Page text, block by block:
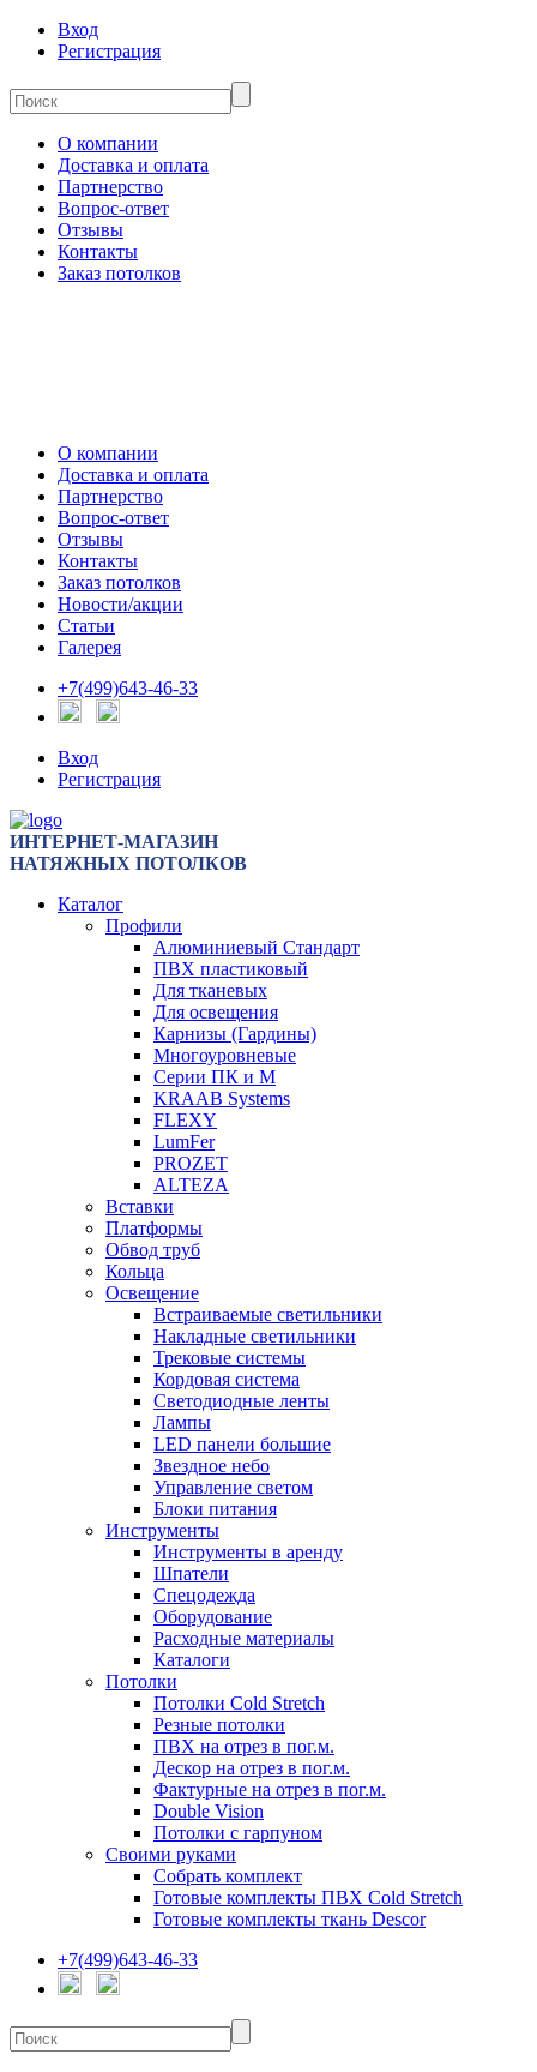
Вход
Регистрация
О компании
Доставка и оплата
Партнерство
Вопрос-ответ
Отзывы
Контакты
Заказ потолков
О компании
Доставка и оплата
Партнерство
Вопрос-ответ
Отзывы
Контакты
Заказ потолков
Новости/акции
Статьи
Галерея
+7(499)643-46-33
Вход
Регистрация
ИНТЕРНЕТ-МАГАЗИН
НАТЯЖНЫХ ПОТОЛКОВ
Каталог
Профили
Алюминиевый Стандарт
ПВХ пластиковый
Для тканевых
Для освещения
Карнизы (Гардины)
Многоуровневые
Серии ПК и М
KRAAB Systems
FLEXY
LumFer
PROZET
ALTEZA
Вставки
Платформы
Обвод труб
Кольца
Освещение
Встраиваемые светильники
Накладные светильники
Трековые системы
Кордовая система
Светодиодные ленты
Лампы
LED панели большие
Звездное небо
Управление светом
Блоки питания
Инструменты
Инструменты в аренду
Шпатели
Спецодежда
Оборудование
Расходные материалы
Каталоги
Потолки
Потолки Cold Stretch
Резные потолки
ПВХ на отрез в пог.м.
Дескор на отрез в пог.м.
Фактурные на отрез в пог.м.
Double Vision
Потолки с гарпуном
Своими руками
Собрать комплект
Готовые комплекты ПВХ Cold Stretch
Готовые комплекты ткань Descor
+7(499)643-46-33